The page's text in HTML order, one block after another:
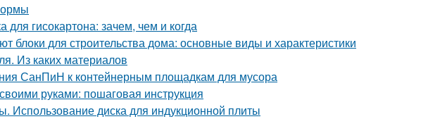
для гисокартона: зачем, чем и когда
блоки для строительства дома: основные виды и характеристики
Из каких материалов
СанПиН к контейнерным площадкам для мусора
руками: пошаговая инструкция
Использование диска для индукционной плиты